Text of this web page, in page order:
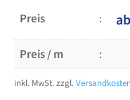
Preis ab
Preis / m
inkl. MwSt. zzgl.